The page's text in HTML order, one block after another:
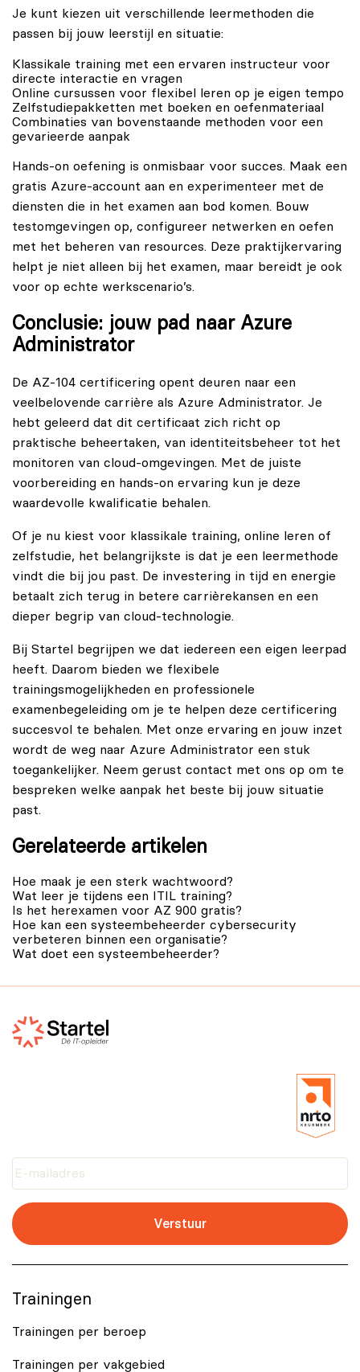
Je kunt kiezen uit verschillende leermethoden die
passen bij jouw leerstijl en situatie:
Klassikale training met een ervaren instructeur voor
directe interactie en vragen
Online cursussen voor flexibel leren op je eigen tempo
Zelfstudiepakketten met boeken en oefenmateriaal
Combinaties van bovenstaande methoden voor een
gevarieerde aanpak
Hands-on oefening is onmisbaar voor succes. Maak een
gratis Azure-account aan en experimenteer met de
diensten die in het examen aan bod komen. Bouw
testomgevingen op, configureer netwerken en oefen
met het beheren van resources. Deze praktijkervaring
helpt je niet alleen bij het examen, maar bereidt je ook
voor op echte werkscenario’s.
Conclusie: jouw pad naar Azure
Administrator
De AZ-104 certificering opent deuren naar een
veelbelovende carrière als Azure Administrator. Je
hebt geleerd dat dit certificaat zich richt op
praktische beheertaken, van identiteitsbeheer tot het
monitoren van cloud-omgevingen. Met de juiste
voorbereiding en hands-on ervaring kun je deze
waardevolle kwalificatie behalen.
Of je nu kiest voor klassikale training, online leren of
zelfstudie, het belangrijkste is dat je een leermethode
vindt die bij jou past. De investering in tijd en energie
betaalt zich terug in betere carrièrekansen en een
dieper begrip van cloud-technologie.
Bij Startel begrijpen we dat iedereen een eigen leerpad
heeft. Daarom bieden we flexibele
trainingsmogelijkheden en professionele
examenbegeleiding om je te helpen deze certificering
succesvol te behalen. Met onze ervaring en jouw inzet
wordt de weg naar Azure Administrator een stuk
toegankelijker. Neem gerust contact met ons op om te
bespreken welke aanpak het beste bij jouw situatie
past.
Gerelateerde artikelen
Hoe maak je een sterk wachtwoord?
Wat leer je tijdens een ITIL training?
Is het herexamen voor AZ 900 gratis?
Hoe kan een systeembeheerder cybersecurity
verbeteren binnen een organisatie?
Wat doet een systeembeheerder?
Verstuur
Trainingen
Trainingen per beroep
Trainingen per vakgebied